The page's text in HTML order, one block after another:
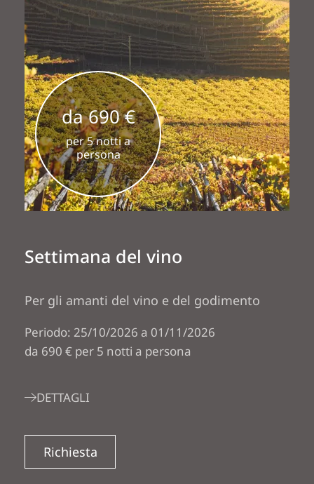
Settimana del vino
Per gli amanti del vino e del godimento
Periodo: 25/10/2026 a 01/11/2026
da 690 € per 5 notti a persona
DETTAGLI
Richiesta
da 690 €
per 5 notti a
persona